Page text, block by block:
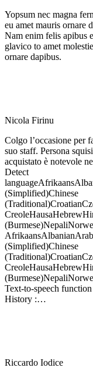
Yopsum nec magna
eu amet mauris ornare
Nam enim felis apibus
glavico to amet
ornare dapibus.
Nicola Firinu
Colgo l’occasione per
suo staff. Persona
acquistato è notevole
Detect
(Simplified)Chinese
(Simplified)Chinese
Text-to-speech
History :…
Riccardo Iodice